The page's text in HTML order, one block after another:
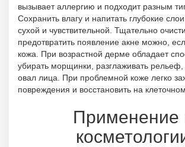
вызывает аллергию и подходит разным
Сохранить влагу и напитать глубокие
сухой и чувствительной. Тщательно
предотвратить появление акне можно,
кожа. При возрастной дерме обладает
убирать морщинки, разглаживать рельеф,
овал лица. При проблемной коже легко
повреждения и восстановить на
Применение